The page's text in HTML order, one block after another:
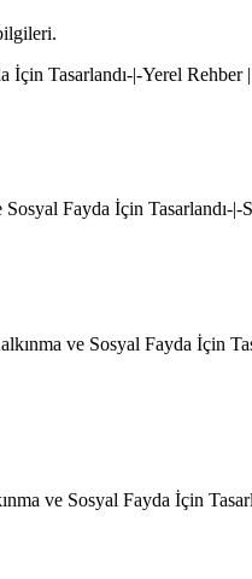
Tasarlandı-|-Yerel Rehber
Fayda İçin Tasarlandı-
ve Sosyal Fayda İçin
ve Sosyal Fayda İçin